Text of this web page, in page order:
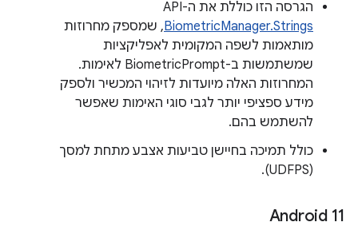
הגרסה הזו כוללת את ה-API‏
BiometricManager.Strings, שמספק מחרוזות
מותאמות לשפה המקומית לאפליקציות
שמשתמשות ב-BiometricPrompt לאימות.
המחרוזות האלה מיועדות לזיהוי המכשיר ולספק
מידע ספציפי יותר לגבי סוגי האימות שאפשר
להשתמש בהם.
כולל תמיכה בחיישן טביעות אצבע מתחת למסך
(UDFPS).
Android 11